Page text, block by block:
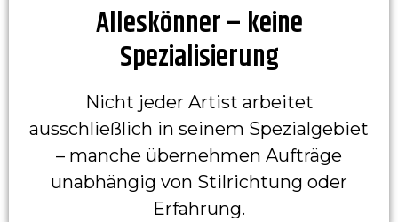
Alleskönner – keine
Spezialisierung
Nicht jeder Artist arbeitet
ausschließlich in seinem Spezialgebiet
– manche übernehmen Aufträge
unabhängig von Stilrichtung oder
Erfahrung.